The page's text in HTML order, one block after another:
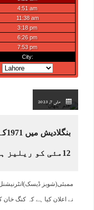
مئی 7, 2023
12مئی کو ریلیز ہوگی
ممبئی(شوبز